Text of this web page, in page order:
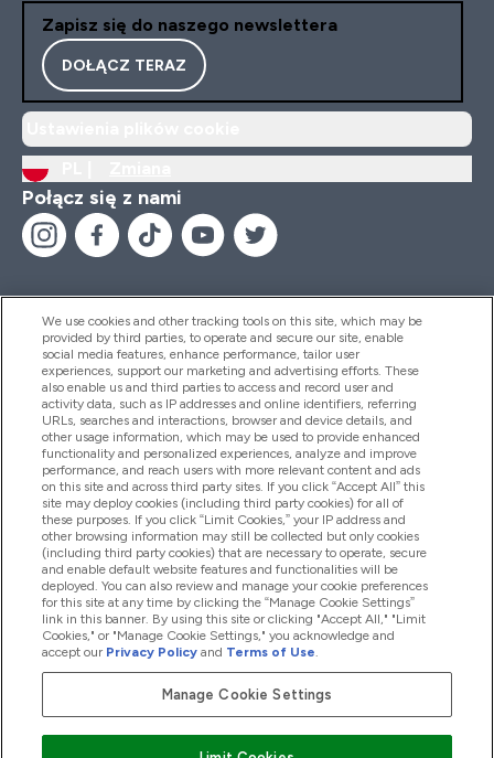
Zapisz się do naszego newslettera
DOŁĄCZ TERAZ
Połącz się z nami
Pomoc I Informacja
Produkty
Informacje O Firmie
Okazje W Myprotein
2026 The Hut.com Ltd
We use cookies and other tracking tools on this site, which may be
provided by third parties, to operate and secure our site, enable
social media features, enhance performance, tailor user
experiences, support our marketing and advertising efforts. These
also enable us and third parties to access and record user and
activity data, such as IP addresses and online identifiers, referring
URLs, searches and interactions, browser and device details, and
other usage information, which may be used to provide enhanced
functionality and personalized experiences, analyze and improve
performance, and reach users with more relevant content and ads
on this site and across third party sites. If you click “Accept All” this
site may deploy cookies (including third party cookies) for all of
these purposes. If you click “Limit Cookies,” your IP address and
other browsing information may still be collected but only cookies
(including third party cookies) that are necessary to operate, secure
and enable default website features and functionalities will be
deployed. You can also review and manage your cookie preferences
for this site at any time by clicking the “Manage Cookie Settings”
link in this banner. By using this site or clicking "Accept All," "Limit
Cookies," or "Manage Cookie Settings," you acknowledge and
accept our Privacy Policy and Terms of Use.
Manage Cookie Settings